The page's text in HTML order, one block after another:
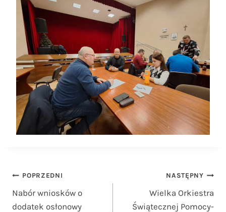
Nawigacja
wpisu
POPRZEDNI
Nabór wniosków o
dodatek osłonowy
NASTĘPNY
Wielka Orkiestra
Świątecznej Pomocy-